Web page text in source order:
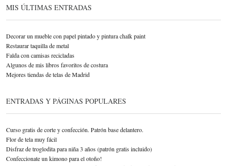
MIS ÚLTIMAS ENTRADAS
Decorar un mueble con papel pintado y pintura chalk paint
Restaurar taquilla de metal
Falda con camisas recicladas
Algunos de mis libros favoritos de costura
Mejores tiendas de telas de Madrid
ENTRADAS Y PÁGINAS POPULARES
Curso gratis de corte y confección. Patrón base delantero.
Flor de tela muy fácil
Disfraz de troglodita para niña 3 años (patrón gratis incluido)
Confeccionate un kimono para el otoño!